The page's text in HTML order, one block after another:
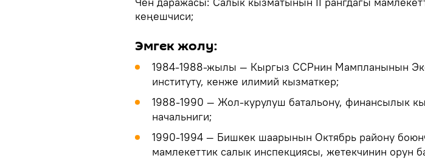
кеңешчиси;
Эмгек жолу:
1984-1988-жылы — Кыргыз ССРнин Мампланынын
институту, кенже илимий кызматкер;
1988-1990 — Жол-курулуш батальону, финансылык
начальниги;
1990-1994 — Бишкек шаарынын Октябрь району
мамлекеттик салык инспекциясы, жетекчинин орун